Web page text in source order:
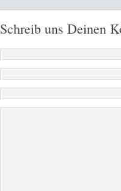
Schreib uns Deinen